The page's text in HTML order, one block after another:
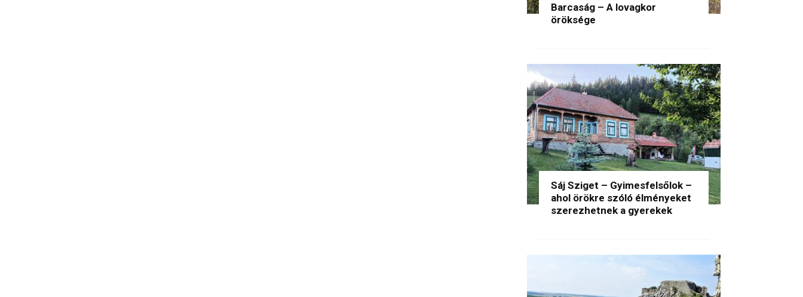
Barcaság – A lovagkor
öröksége
Sáj Sziget – Gyimesfelsőlok –
ahol örökre szóló élményeket
szerezhetnek a gyerekek